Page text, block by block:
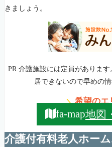
きましょう。
PR:介護施設には定員がありま
居できないので早めの
＼希望のエ
fa-map地図
介護付有料老人ホー